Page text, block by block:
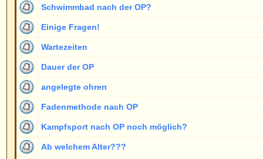
Neue Beiträge [ Gesperrt ] Keine neuen Beiträge [ Gesperrt ]
Deutsche Übersetzung vonphpBB.de